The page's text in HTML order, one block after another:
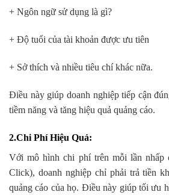
+ Ngôn ngữ sử dụng là gì?
+ Độ tuổi của tài khoản được ưu tiên
+ Sở thích và nhiều tiêu chí khác nữa.
Điều này giúp doanh nghiệp tiếp cận
tiềm năng và tăng hiệu quả quảng cáo.
2.Chi Phí Hiệu Quả:
Với mô hình chi phí trên mỗi lần nhấp
Click), doanh nghiệp chỉ phải trả tiền
quảng cáo của họ. Điều này giúp tối ưu